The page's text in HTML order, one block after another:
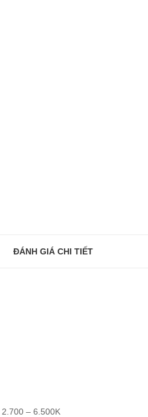
ĐÁNH GIÁ CHI TIẾT
– 6.500K